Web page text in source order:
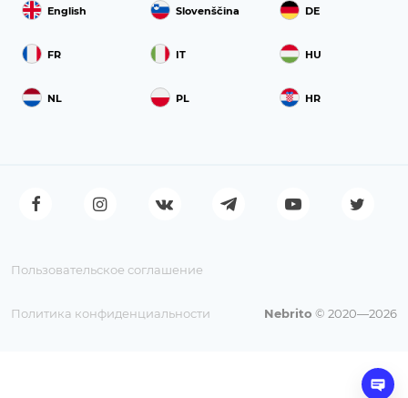
English Slovenščina DE
FR IT HU
NL PL HR
Пользовательское соглашение
Политика конфиденциальности Nebrito © 2020—2026